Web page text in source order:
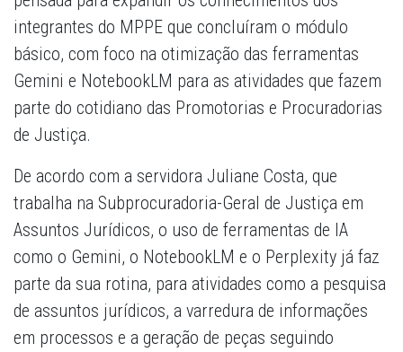
integrantes do MPPE que concluíram o módulo
básico, com foco na otimização das ferramentas
Gemini e NotebookLM para as atividades que fazem
parte do cotidiano das Promotorias e Procuradorias
de Justiça.
De acordo com a servidora Juliane Costa, que
trabalha na Subprocuradoria-Geral de Justiça em
Assuntos Jurídicos, o uso de ferramentas de IA
como o Gemini, o NotebookLM e o Perplexity já faz
parte da sua rotina, para atividades como a pesquisa
de assuntos jurídicos, a varredura de informações
em processos e a geração de peças seguindo